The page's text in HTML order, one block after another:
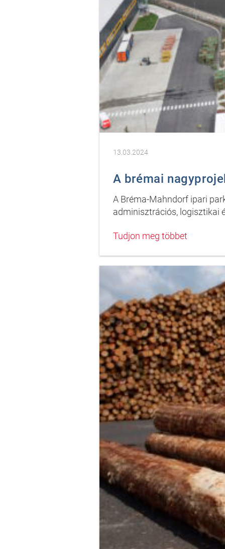
13.03.2024
A brémai
A Bréma-Mahndorf ipari
adminisztrációs, logisztikai
Tudjon meg többet